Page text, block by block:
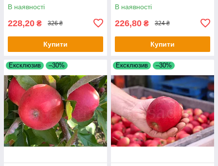
В наявності
228,20 ₴ 326 ₴
Купити
В наявності
226,80 ₴ 324 ₴
Купити
Ексклюзив –30% Ексклюзив –30%